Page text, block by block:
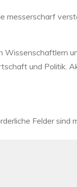
messerscharf
und Politik.
Felder sind